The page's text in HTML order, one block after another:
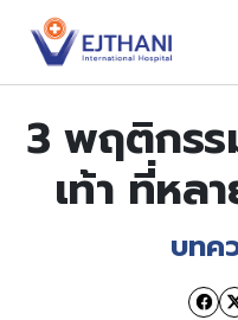
Skip to content
3 พฤติกรร
เท้า ที่หล
บทค